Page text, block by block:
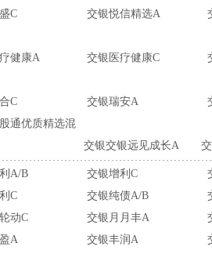
C 交银悦信精选A
健康A 交银医疗健康C
C 交银瑞安A
通优质精选混
交银交银远见成长A
A/B 交银增利C
C
交银纯债A/B
动C
交银月月丰A
A
交银丰润A